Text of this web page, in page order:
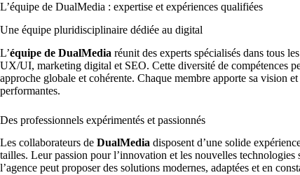
L’équipe de DualMedia : expertise et expériences qualifiées
Une équipe pluridisciplinaire dédiée au digital
L’équipe de DualMedia réunit des experts spécialisés dans tous
UX/UI, marketing digital et SEO. Cette diversité de compétences
approche globale et cohérente. Chaque membre apporte sa vision
performantes.
Des professionnels expérimentés et passionnés
Les collaborateurs de DualMedia disposent d’une solide
tailles. Leur passion pour l’innovation et les nouvelles
l’agence peut proposer des solutions modernes, adaptées et en